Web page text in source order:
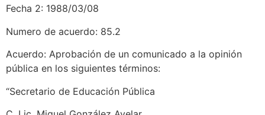
Fecha 2: 1988/03/08
Numero de acuerdo: 85.2
Acuerdo: Aprobación de un comunicado a la opinión
pública en los siguientes términos:
“Secretario de Educación Pública